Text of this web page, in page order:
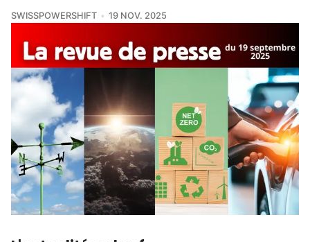
SWISSPOWERSHIFT 19 NOV. 2025